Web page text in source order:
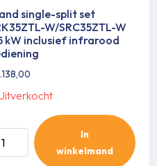
single-split set
W/SRC35ZTL-W
kW inclusief infrarood
In
winkelmand